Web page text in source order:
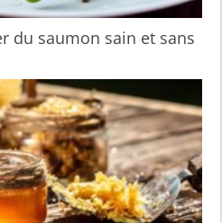
du saumon sain et sans